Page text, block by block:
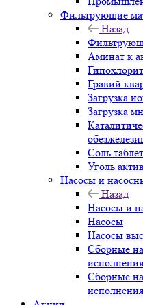
Фильтрующие
Назад
Аминат к
Гравий
Загрузка
Загрузка
Соль
Уголь
Насосы и
Назад
Насосы и
Насосы
Насосы
Сборные
исполнения
Сборные
исполнения